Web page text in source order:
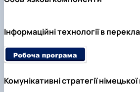
Інформаційні технології в
Комунікативні стратегії